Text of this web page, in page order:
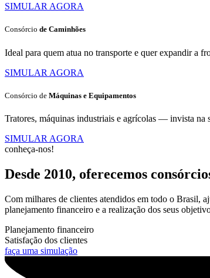
SIMULAR AGORA
Consórcio de Caminhões
Ideal para quem atua no transporte e quer expandir a
SIMULAR AGORA
Consórcio de Máquinas e Equipamentos
Tratores, máquinas industriais e agrícolas — invista na
SIMULAR AGORA
conheça-nos!
Desde 2010, oferecemos
Com milhares de clientes atendidos em todo o Brasil,
planejamento financeiro e a realização dos seus
Planejamento financeiro
Satisfação dos clientes
faça uma simulação